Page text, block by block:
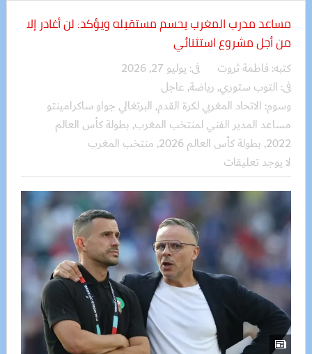
مساعد مدرب المغرب يحسم مستقبله ويؤكد: لن أغادر إلا
من أجل مشروع استثنائي
كتبه: فاطمة ثروت فى: يوليو 27, 2026
فى: التوب ستوري, رياضة, عاجل
وسوم: الاتحاد المغربي لكرة القدم, البرتغالي جواو ساكرامينتو
مساعد المدير الفني لمنتخب المغرب, بطولة كأس العالم
2022
, بطولة كأس العالم 2026 , منتخب المغرب
لا يوجد تعليقات